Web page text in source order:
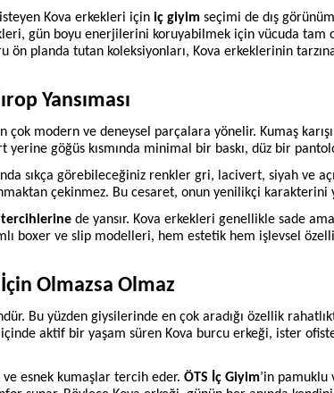
Kova erkekleri için iç giyim seçimi de dış
gün boyu enerjilerini koruyabilmek için vücuda tam
ön planda tutan koleksiyonları, Kova erkeklerinin
Yansıması
çok modern ve deneysel parçalara yönelir. Kumaş
yerine göğüs kısmında minimal bir baskı, düz bir
sıkça görebileceğiniz renkler gri, lacivert, siyah ve
çekinmez. Bu cesaret, onun yenilikçi karakterini
de yansır. Kova erkekleri genellikle sade
boxer ve slip modelleri, hem estetik hem işlevsel
Olmazsa Olmaz
Bu yüzden giysilerinde en çok aradığı özellik
aktif bir yaşam süren Kova burcu erkeği, ister
ve esnek kumaşlar tercih eder. ÖTS İç Giyim’in